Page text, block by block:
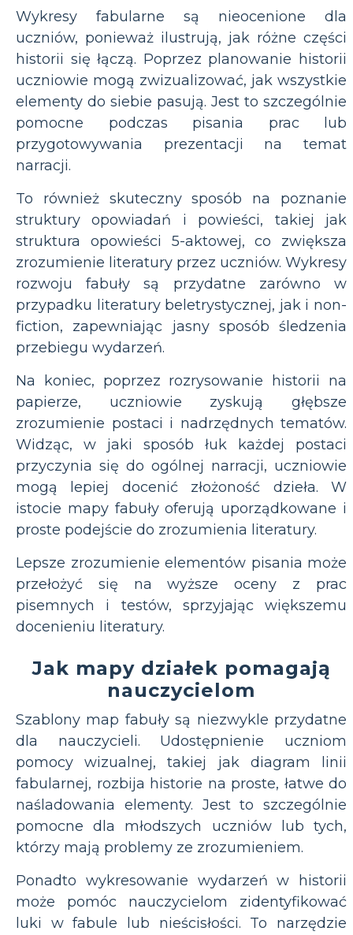
Wykresy fabularne są nieocenione dla
uczniów, ponieważ ilustrują, jak różne części
historii się łączą. Poprzez planowanie historii
uczniowie mogą zwizualizować, jak wszystkie
elementy do siebie pasują. Jest to szczególnie
pomocne podczas pisania prac lub
przygotowywania prezentacji na temat
narracji.
To również skuteczny sposób na poznanie
struktury opowiadań i powieści, takiej jak
struktura opowieści 5-aktowej, co zwiększa
zrozumienie literatury przez uczniów. Wykresy
rozwoju fabuły są przydatne zarówno w
przypadku literatury beletrystycznej, jak i non-
fiction, zapewniając jasny sposób śledzenia
przebiegu wydarzeń.
Na koniec, poprzez rozrysowanie historii na
papierze, uczniowie zyskują głębsze
zrozumienie postaci i nadrzędnych tematów.
Widząc, w jaki sposób łuk każdej postaci
przyczynia się do ogólnej narracji, uczniowie
mogą lepiej docenić złożoność dzieła. W
istocie mapy fabuły oferują uporządkowane i
proste podejście do zrozumienia literatury.
Lepsze zrozumienie elementów pisania może
przełożyć się na wyższe oceny z prac
pisemnych i testów, sprzyjając większemu
docenieniu literatury.
Jak mapy działek pomagają
nauczycielom
Szablony map fabuły są niezwykle przydatne
dla nauczycieli. Udostępnienie uczniom
pomocy wizualnej, takiej jak diagram linii
fabularnej, rozbija historie na proste, łatwe do
naśladowania elementy. Jest to szczególnie
pomocne dla młodszych uczniów lub tych,
którzy mają problemy ze zrozumieniem.
Ponadto wykresowanie wydarzeń w historii
może pomóc nauczycielom zidentyfikować
luki w fabule lub nieścisłości. To narzędzie